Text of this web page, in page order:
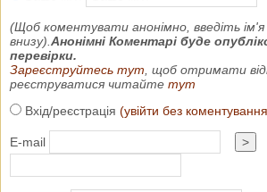
(Щоб коментувати анонімно, введіть ім'я
внизу). Анонімні Коментарі буде
перевірки.
Зареєструйтесь тут , щоб отримати
реєструватися читайте тут
Вхід/реєстрація (увійти без
E-mail >